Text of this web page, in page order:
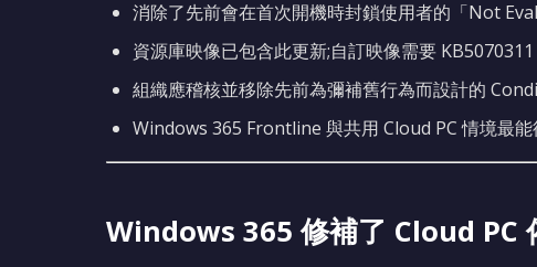
消除了先前會在首次開機時封鎖使用者的「Not
資源庫映像已包含此更新;自訂映像需要 KB5070311
組織應稽核並移除先前為彌補舊行為而設計的
Windows 365 Frontline 與共用 Cloud PC 情境最能
Windows 365 修補了 Cloud PC